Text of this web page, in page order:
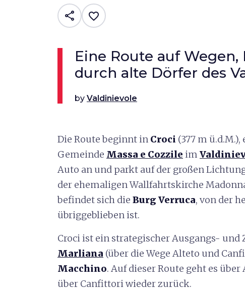
share favorite_border
Eine Route auf
durch alte Dörfer des
by Valdinievole
Die Route beginnt in Croci (377 m
Gemeinde Massa e Cozzile im
Auto an und parkt auf der großen
der ehemaligen Wallfahrtskirche
befindet sich die Burg Verruca, von der
übriggeblieben ist.
Croci ist ein strategischer Ausgangs-
Marliana (über die Wege Alteto und
Macchino. Auf dieser Route geht es
über Canfittori wieder zurück.